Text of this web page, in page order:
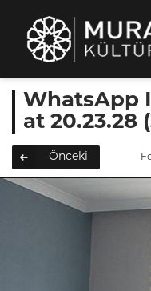
WhatsApp
at 20.23.28
Önceki